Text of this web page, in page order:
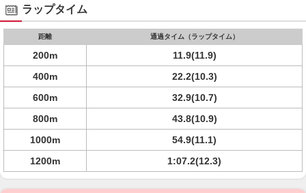
ラップタイム
距離 通過タイム（ラップタイム）
200m
11.9(11.9)
400m
22.2(10.3)
600m
32.9(10.7)
800m
43.8(10.9)
1000m
54.9(11.1)
1200m
1:07.2(12.3)